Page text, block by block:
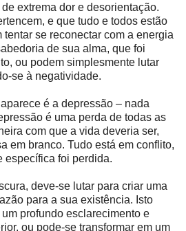
extrema dor e desorientação.
e que tudo e todos estão
se reconectar com a energia
de sua alma, que foi
ou podem simplesmente lutar
se à negatividade.
é a depressão – nada
é uma perda de todas as
com que a vida deveria ser,
em branco. Tudo está em conflito,
específica foi perdida.
deve-se lutar para criar uma
para a sua existência. Isto
profundo esclarecimento e
ou pode-se transformar em um